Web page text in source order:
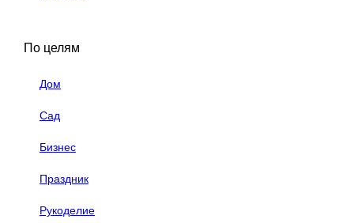
По целям
Дом
Сад
Бизнес
Праздник
Рукоделие